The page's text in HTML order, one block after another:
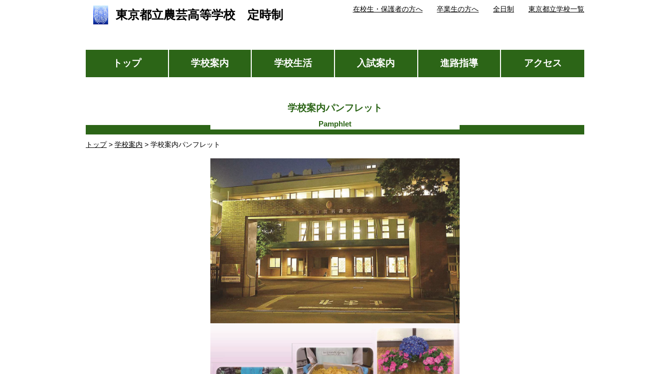
東京都立農芸高等学校 定時制
トップ 学校案内 学校生活 入試案内 進路指導 アクセス
在校生・保護者の方へ 卒業生の方へ 東京都立学校一覧
全日制
トップ> 学校案内 > 学校案内パンフレット
学校案内パンフレット